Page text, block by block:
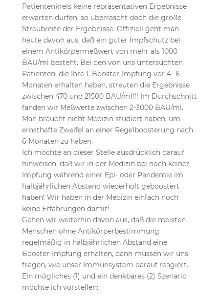
Patientenkreis keine repräsentativen Ergebnisse
erwarten dürfen, so überrascht doch die große
Streubreite der Ergebnisse. Offiziell geht man
heute davon aus, daß ein guter Impfschutz bei
einem Antikörpermeßwert von mehr als 1000
BAU/ml besteht. Bei den von uns untersuchten
Patienten, die Ihre 1. Booster-Impfung vor 4 -6
Monaten erhalten haben, streuten die Ergebnisse
zwischen 470 und 21500 BAU/ml!!! Im Durchschnitt
fanden wir Meßwerte zwischen 2-3000 BAU/ml.
Man braucht nicht Medizin studiert haben, um
ernsthafte Zweifel an einer Regelboosterung nach
6 Monaten zu haben.
Ich möchte an dieser Stelle ausdrücklich darauf
hinweisen, daß wir in der Medizin bei noch keiner
Impfung während einer Epi- oder Pandemie im
halbjährlichen Abstand wiederholt geboostert
haben! Wir haben in der Medizin einfach noch
keine Erfahrungen damit!
Gehen wir weiterhin davon aus, daß die meisten
Menschen ohne Antikörperbestimmung
regelmäßig in halbjährlichen Abstand eine
Booster-Impfung erhalten, dann müssen wir uns
fragen, wie unser Immunsystem darauf reagiert.
Ein mögliches (1) und ein denkbares (2) Szenario
möchte ich vorstellen: